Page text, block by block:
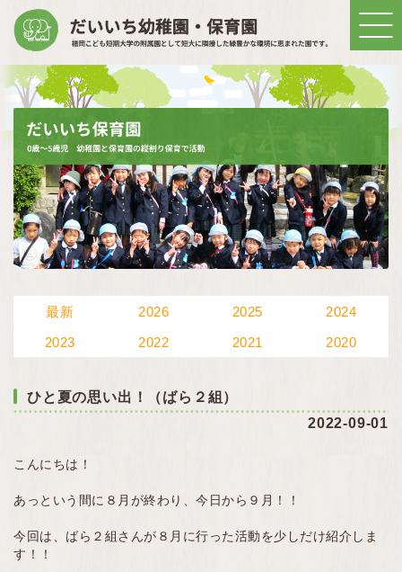
最新 2026 2025 2024
2023 2022 2021 2020
ひと夏の思い出！（ばら２組）
2022-09-01
こんにちは！
あっという間に８月が終わり、今日から９月！！
今回は、ばら２組さんが８月に行った活動を少しだけ紹介しま
す！！